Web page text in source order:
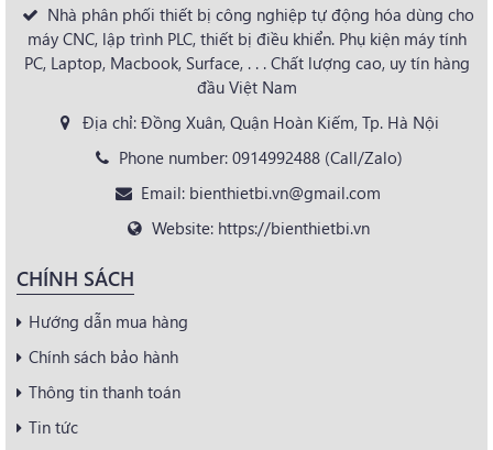
Nhà phân phối thiết bị công nghiệp tự động hóa dùng cho
máy CNC, lập trình PLC, thiết bị điều khiển. Phụ kiện máy tính
PC, Laptop, Macbook, Surface, . . . Chất lượng cao, uy tín hàng
đầu Việt Nam
Địa chỉ: Đồng Xuân, Quận Hoàn Kiếm, Tp. Hà Nội
Phone number: 0914992488 (Call/Zalo)
Email: bienthietbi.vn@gmail.com
Website: https://bienthietbi.vn
CHÍNH SÁCH
Hướng dẫn mua hàng
Chính sách bảo hành
Thông tin thanh toán
Tin tức